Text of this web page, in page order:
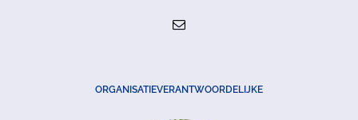
ORGANISATIEVERANTWOORDELIJKE